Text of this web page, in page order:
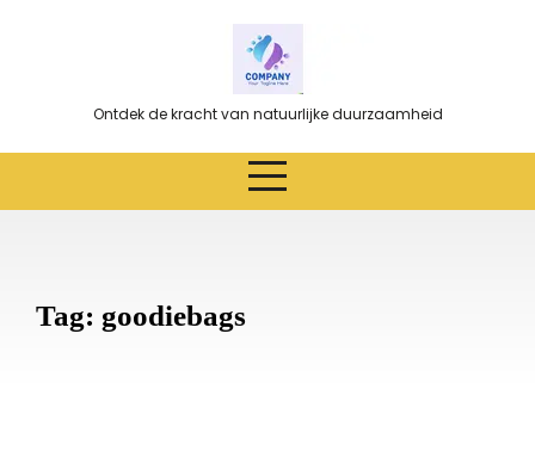
Ontdek de kracht van natuurlijke duurzaamheid
Tag: goodiebags